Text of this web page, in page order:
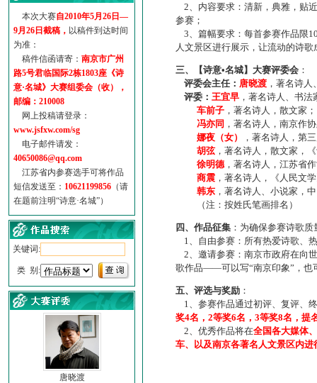
·地铁完美呈现【诗意·名城...
参赛作品多达5000多首
“诗意·名城”晒诗会
特别通知--致广大诗词爱好...
本次大赛自2010年5月26日—
9月26日截稿， 以稿件到达时间
为准：
稿件信函请寄： 南京市广州
路5号君临国际2栋1803座《诗
意·名城》大赛组委会（收），
邮编：210008
网上投稿请登录：
www.jsfxw.com/sg
电子邮件请发：
40650086@qq.com
江苏省内参赛选手可将作品
短信发送至： 10621199856 （请
在题前注明“诗意·名城”）
关键词:
类 别:
唐晓渡
2、内容要求：清新，典雅，贴
参赛；
3、篇幅要求：每首参赛作品限
人文景区进行展示，让流动的诗
三、【诗意•名城】大赛评委会 ：
评委会主任： 唐晓渡 ，著名诗
评委： 王宜早 ，著名诗人、书
车前子 ，著名诗人，散文家；
冯亦同 ，著名诗人，南京作
娜夜（女）
，著名诗人，第
胡弦，著名诗人，散文家，
徐明德，著名诗人，江苏省
商震 ，著名诗人，《人民文
韩东 ，著名诗人、小说家，
（注：按姓氏笔画排名）
四、作品征集 ：为确保参赛诗歌
1、自由参赛：所有热爱诗歌、
2、邀请参赛：南京市政府在向
歌作品——可以写“南京印象”，也
五、评选与奖励 ：
1、参赛作品通过初评、复评、
奖4名，2等奖6名，3等奖8名，提
2、优秀作品将在全国各大媒体
车、以及南京各著名人文景区内进